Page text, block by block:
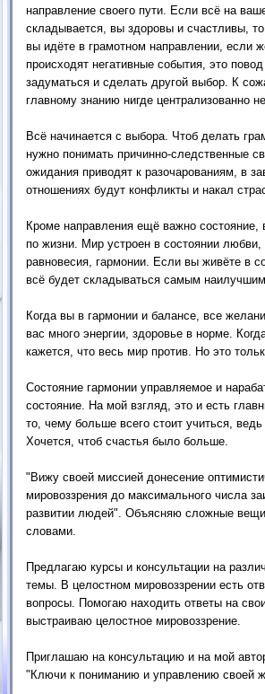
направление своего пути. Если всё на
складывается, вы здоровы и счастливы,
вы идёте в грамотном направлении, если
происходят негативные события, это
задуматься и сделать другой выбор. К
главному знанию нигде централизованно
Всё начинается с выбора. Чтоб делать
нужно понимать причинно-следственные
ожидания приводят к разочарованиям, в
отношениях будут конфликты и накал
Кроме направления ещё важно состояние,
по жизни. Мир устроен в состоянии любви,
равновесия, гармонии. Если вы живёте в
всё будет складываться самым
Когда вы в гармонии и балансе, все
вас много энергии, здоровье в норме.
кажется, что весь мир против. Но это
Состояние гармонии управляемое и
состояние. На мой взгляд, это и есть
то, чему больше всего стоит учиться, ведь
Хочется, чтоб счастья было больше.
"Вижу своей миссией донесение
мировоззрения до максимального числа
развитии людей". Объясняю сложные
словами.
Предлагаю курсы и консультации на
темы. В целостном мировоззрении есть
вопросы. Помогаю находить ответы на
выстраиваю целостное мировоззрение.
Приглашаю на консультацию и на мой
"Ключи к пониманию и управлению своей